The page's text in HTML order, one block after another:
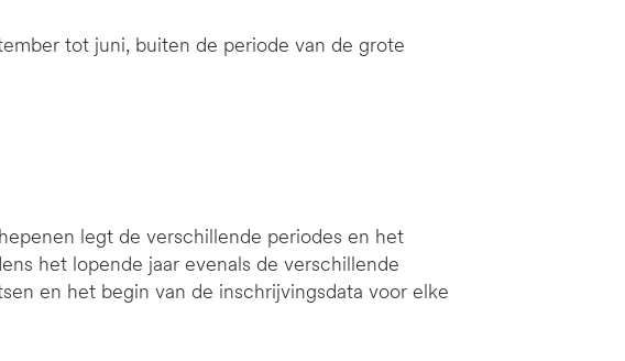
tot juni, buiten de periode van de grote
legt de verschillende periodes en het
het lopende jaar evenals de verschillende
en het begin van de inschrijvingsdata voor elke